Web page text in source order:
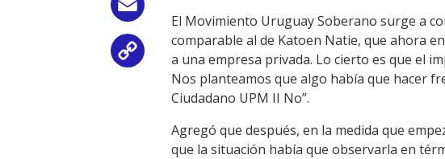
Copy
Link
El Movimiento Uruguay Soberano surge a
comparable al de Katoen Natie, que ahora
a una empresa privada. Lo cierto es que el
Nos planteamos que algo había que hacer
Ciudadano UPM II No”.
Agregó que después, en la medida que
que la situación había que observarla en